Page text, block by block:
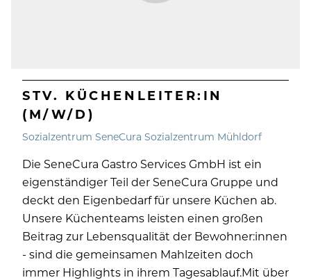
STV. KÜCHENLEITER:IN
(M/W/D)
Sozialzentrum SeneCura Sozialzentrum Mühldorf
Die SeneCura Gastro Services GmbH ist ein
eigenständiger Teil der SeneCura Gruppe und
deckt den Eigenbedarf für unsere Küchen ab.
Unsere Küchenteams leisten einen großen
Beitrag zur Lebensqualität der Bewohner:innen
- sind die gemeinsamen Mahlzeiten doch
immer Highlights in ihrem Tagesablauf.Mit über